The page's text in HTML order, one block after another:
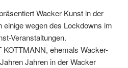
Wacker Kunst in der
einige wegen des Lockdowns im
Veranstaltungen.
ehemals Wacker-
Jahren in der Wacker